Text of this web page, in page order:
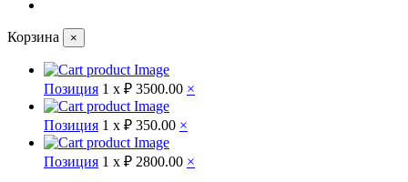
Корзина ×
Позиция 1 x ₽ 3500.00 ×
Позиция 1 x ₽ 350.00 ×
Позиция 1 x ₽ 2800.00 ×